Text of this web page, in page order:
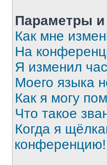
Параметры и
Как мне
На
Я изменил
Моего языка
Как я могу
Что такое
Когда я
конференцию!